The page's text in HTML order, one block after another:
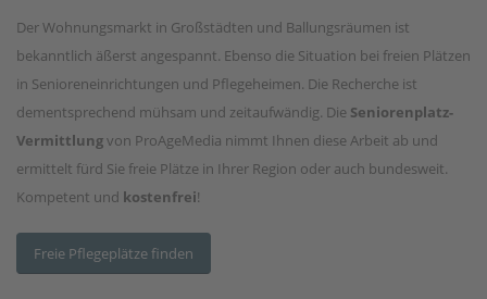
Der Wohnungsmarkt in Großstädten und Ballungsräumen ist
bekanntlich äßerst angespannt. Ebenso die Situation bei freien Plätzen
in Senioreneinrichtungen und Pflegeheimen. Die Recherche ist
dementsprechend mühsam und zeitaufwändig. Die Seniorenplatz-
Vermittlungvon ProAgeMedia nimmt Ihnen diese Arbeit ab und
ermittelt fürd Sie freie Plätze in Ihrer Region oder auch bundesweit.
Kompetent und kostenfrei!
Freie Pflegeplätze finden